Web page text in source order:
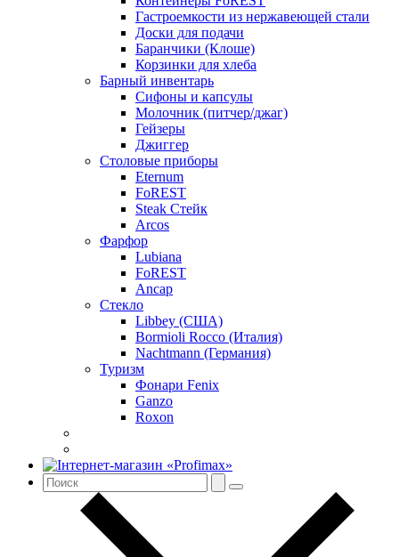
Гастроемкости из нержавеющей стали
Доски для подачи
Баранчики (Клоше)
Корзинки для хлеба
Барный инвентарь
Сифоны и капсулы
Молочник (питчер/джаг)
Гейзеры
Джиггер
Столовые приборы
Eternum
FoREST
Steak Стейк
Arcos
Фарфор
Lubiana
FoREST
Ancap
Стекло
Libbey (США)
Bormioli Rocco (Италия)
Nachtmann (Германия)
Туризм
Фонари Fenix
Ganzo
Roxon